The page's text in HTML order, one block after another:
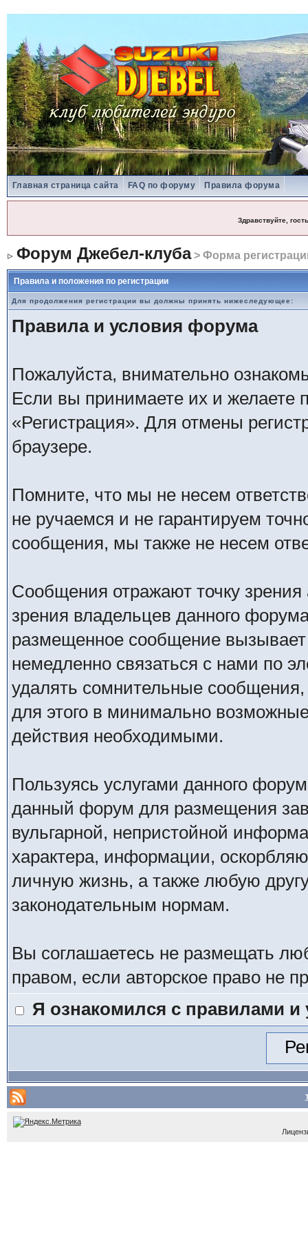
Главная страница сайта FAQ по форуму Правила форума
Здравствуйте, гость
Форум Джебел-клуба> Форма
Правила и положения по регистрации
Для продолжения регистрации вы должны принять нижеследующее:
Правила и условия форума
Пожалуйста, внимательно
Если вы принимаете их и желаете
«Регистрация». Для отмены
браузере.
Помните, что мы не несем
не ручаемся и не гарантируем
сообщения, мы также не несем
Сообщения отражают точку зрения
зрения владельцев данного
размещенное сообщение
немедленно связаться с нами по
удалять сомнительные
для этого в минимально
действия необходимыми.
Пользуясь услугами данного
данный форум для размещения
вульгарной, непристойной
характера, информации,
личную жизнь, а также любую
законодательным нормам.
Вы соглашаетесь не размещать
правом, если авторское право не
Я ознакомился с правилами